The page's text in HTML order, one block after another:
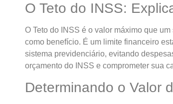
O Teto do INSS:
O Teto do INSS é o valor máximo que
como benefício. É um limite financeiro
sistema previdenciário, evitando
orçamento do INSS e comprometer sua
Determinando o Valor